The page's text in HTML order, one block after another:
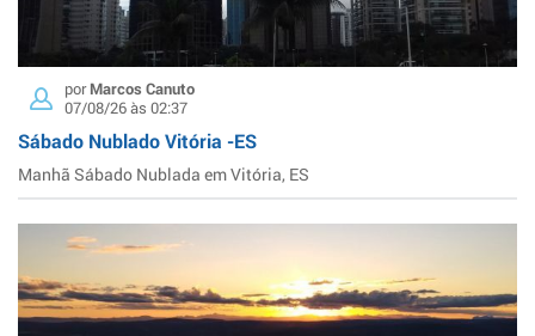
porMarcos Canuto
07/08/26 às 02:37
Sábado Nublado Vitória -ES
Manhã Sábado Nublada em Vitória, ES